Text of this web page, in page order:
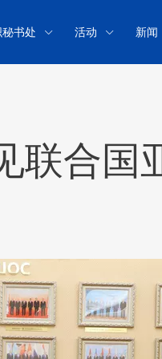
秘书处 活动 新闻
联合国